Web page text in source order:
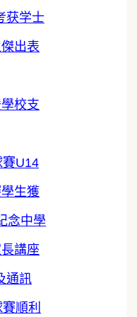
获学士
出表
校支
U14
生獲
念中學
講座
通訊
順利